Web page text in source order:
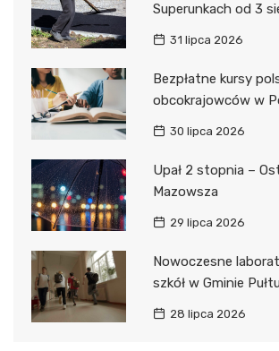
Superunkach od 3
31 lipca 2026
Bezpłatne kursy
obcokrajowców w
30 lipca 2026
Upał 2 stopnia –
Mazowsza
29 lipca 2026
Nowoczesne
szkół w Gminie
28 lipca 2026